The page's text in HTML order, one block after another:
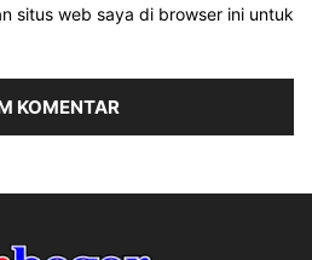
situs web saya di browser ini untuk